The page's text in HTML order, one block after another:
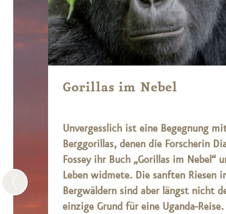
Gorillas im Nebel
Unvergesslich ist eine Begegnung
Berggorillas, denen die Forscherin
Fossey ihr Buch „Gorillas im Nebel“
Leben widmete. Die sanften Riesen
Bergwäldern sind aber längst nicht
einzige Grund für eine Uganda-Reise.